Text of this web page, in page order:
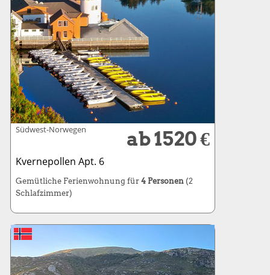
Südwest-Norwegen ab 1520 €
Kvernepollen Apt. 6
Gemütliche Ferienwohnung für 4 Personen (2
Schlafzimmer)